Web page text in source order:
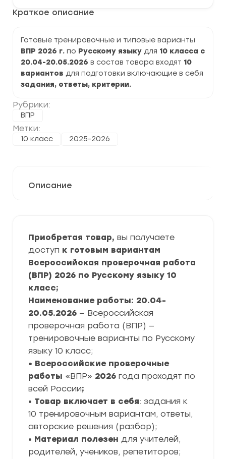
Краткое описание
Готовые тренировочные и типовые варианты
ВПР 2026 г. по Русскому языку для 10 класса с
20.04-20.05.2026 в состав товара входят 10
вариантов для подготовки включающие в себя
задания, ответы, критерии.
Рубрики:
ВПР
Метки:
10 класс 2025-2026
Русскому
класс
задания
и
ответы
Описание
Приобретая товар, вы получаете
доступ к готовым вариантам
Всероссийская проверочная работа
(ВПР) 2026 по Русскому языку 10
класс;
Наименование работы: 20.04-
20.05.2026 — Всероссийская
проверочная работа (ВПР) —
тренировочные варианты по Русскому
языку 10 класс;
• Всероссийские проверочные
работы «ВПР» 2026 года проходят по
всей России;
• Товар включает в себя: задания к
10 тренировочным вариантам, ответы,
авторские решения (разбор);
• Материал полезен для учителей,
родителей, учеников, репетиторов;